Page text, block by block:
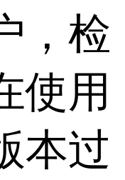
，检
使用
本过